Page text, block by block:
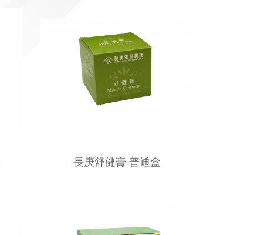
長庚舒健膏 普通盒